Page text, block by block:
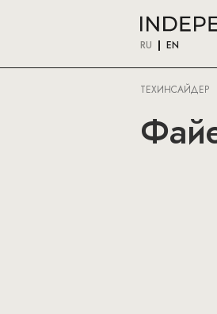
RU EN
ТЕХИНСАЙДЕР